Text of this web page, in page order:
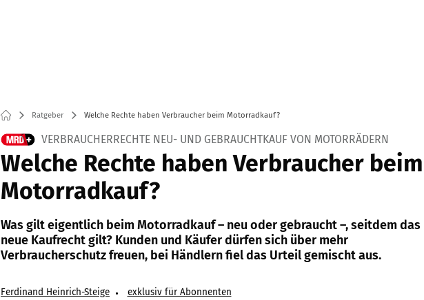
Ratgeber Welche Rechte haben Verbraucher beim Motorradkauf?
VERBRAUCHERRECHTE NEU- UND GEBRAUCHTKAUF VON MOTORRÄDERN
Welche Rechte haben Verbraucher beim
Motorradkauf?
Was gilt eigentlich beim Motorradkauf – neu oder gebraucht –, seitdem das
neue Kaufrecht gilt? Kunden und Käufer dürfen sich über mehr
Verbraucherschutz freuen, bei Händlern fiel das Urteil gemischt aus.
Ferdinand Heinrich-Steige
exklusiv für Abonnenten